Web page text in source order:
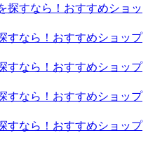
探すなら！おすすめショッ
すなら！おすすめショップ
すなら！おすすめショップ
すなら！おすすめショップ
すなら！おすすめショップ